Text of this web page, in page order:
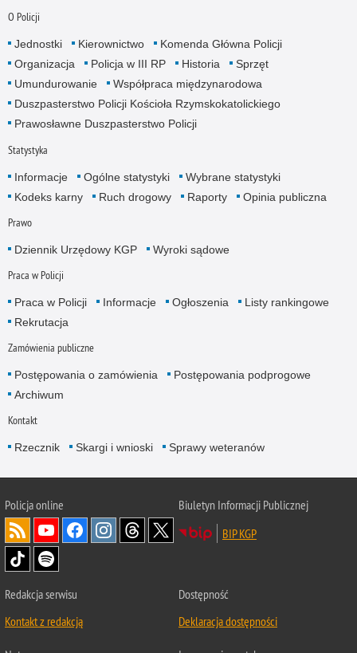
O Policji
Jednostki Kierownictwo
Komenda Główna Policji
Organizacja
Policja w III RP Historia
Sprzęt
Umundurowanie
Współpraca międzynarodowa
Duszpasterstwo Policji Kościoła Rzymskokatolickiego
Prawosławne Duszpasterstwo Policji
Statystyka
Informacje Ogólne statystyki
Wybrane statystyki
Kodeks karny
Ruch drogowy Raporty Opinia publiczna
Prawo
Dziennik Urzędowy KGP Wyroki sądowe
Praca w Policji
Praca w Policji Informacje Ogłoszenia
Listy rankingowe
Rekrutacja
Zamówienia publiczne
Postępowania o zamówienia
Postępowania podprogowe
Archiwum
Kontakt
Rzecznik Skargi i wnioski Sprawy weteranów
Policjaonline
Biuletyn Informacji Publicznej
BIP KGP
Redakcja serwisu
Kontakt z redakcją
Dostępność
Deklaracja dostępności